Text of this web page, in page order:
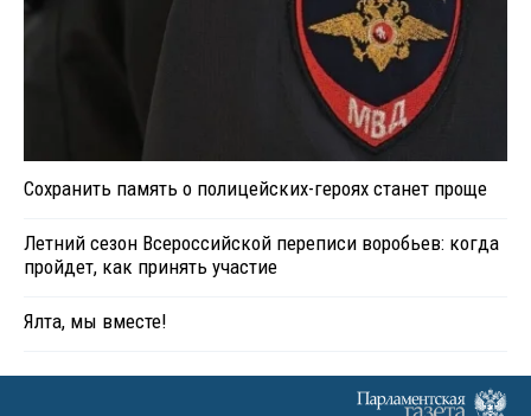
Сохранить память о полицейских-героях станет проще
Летний сезон Всероссийской переписи воробьев: когда
пройдет, как принять участие
Ялта, мы вместе!